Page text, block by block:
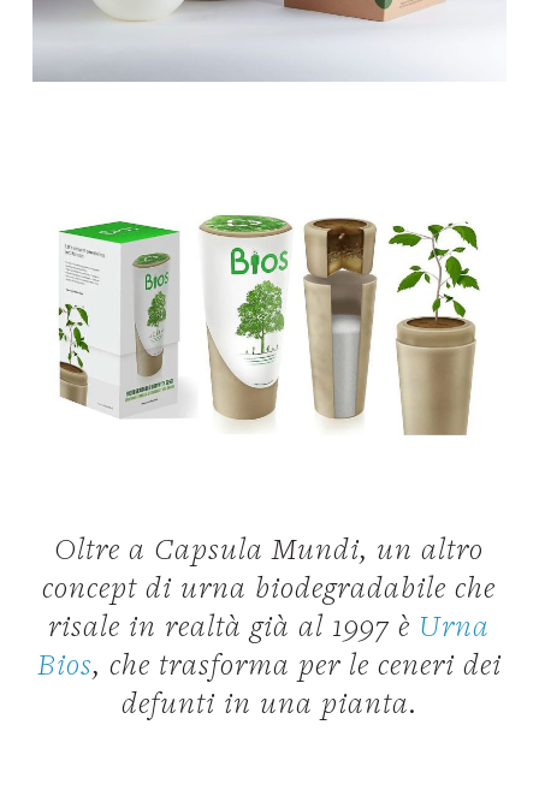
Oltre a Capsula Mundi, un altro
concept di urna biodegradabile che
risale in realtà già al 1997 è Urna
Bios, che trasforma per le ceneri dei
defunti in una pianta.